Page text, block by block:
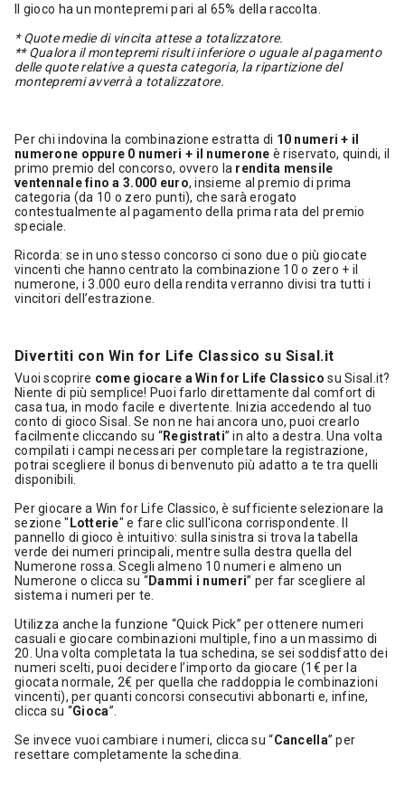
Il gioco ha un montepremi pari al 65% della raccolta.
* Quote medie di vincita attese a totalizzatore.
** Qualora il montepremi risulti inferiore o uguale al pagamento
delle quote relative a questa categoria, la ripartizione del
montepremi avverrà a totalizzatore.
Per chi indovina la combinazione estratta di 10 numeri + il
numerone oppure 0 numeri + il numerone è riservato, quindi, il
primo premio del concorso, ovvero la rendita mensile
ventennale fino a 3.000 euro, insieme al premio di prima
categoria (da 10 o zero punti), che sarà erogato
contestualmente al pagamento della prima rata del premio
speciale.
Ricorda: se in uno stesso concorso ci sono due o più giocate
vincenti che hanno centrato la combinazione 10 o zero + il
numerone, i 3.000 euro della rendita verranno divisi tra tutti i
vincitori dell’estrazione.
Divertiti con Win for Life Classico su Sisal.it
Vuoi scoprire come giocare a Win for Life Classico su Sisal.it?
Niente di più semplice! Puoi farlo direttamente dal comfort di
casa tua, in modo facile e divertente. Inizia accedendo al tuo
conto di gioco Sisal. Se non ne hai ancora uno, puoi crearlo
facilmente cliccando su “Registrati” in alto a destra. Una volta
compilati i campi necessari per completare la registrazione,
potrai scegliere il bonus di benvenuto più adatto a te tra quelli
disponibili.
Per giocare a Win for Life Classico, è sufficiente selezionare la
sezione " Lotterie" e fare clic sull'icona corrispondente. Il
pannello di gioco è intuitivo: sulla sinistra si trova la tabella
verde dei numeri principali, mentre sulla destra quella del
Numerone rossa. Scegli almeno 10 numeri e almeno un
Numerone o clicca su “Dammi i numeri” per far scegliere al
sistema i numeri per te.
Utilizza anche la funzione “Quick Pick” per ottenere numeri
casuali e giocare combinazioni multiple, fino a un massimo di
20. Una volta completata la tua schedina, se sei soddisfatto dei
numeri scelti, puoi decidere l’importo da giocare (1€ per la
giocata normale, 2€ per quella che raddoppia le combinazioni
vincenti), per quanti concorsi consecutivi abbonarti e, infine,
clicca su “Gioca”.
Se invece vuoi cambiare i numeri, clicca su “Cancella” per
resettare completamente la schedina.